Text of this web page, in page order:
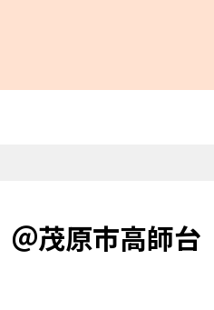
茂原市高師台